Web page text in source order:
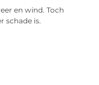
en wind. Toch
schade is.